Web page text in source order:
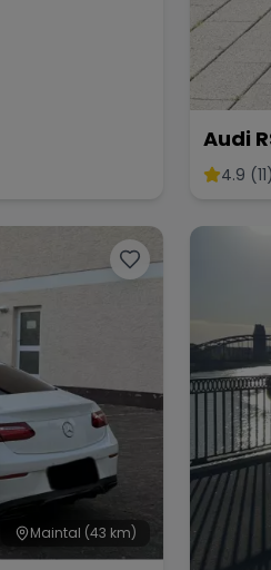
Audi
4.9 (11)
Maintal (43 km)